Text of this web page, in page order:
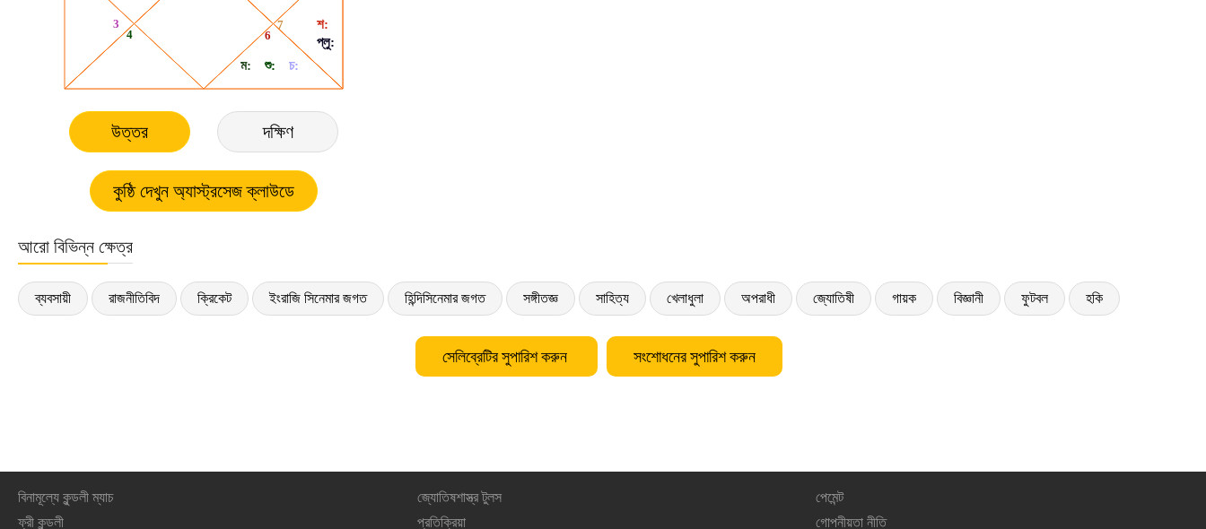
উত্তর দক্ষিণ
আরো বিভিন্ন ক্ষেত্র
ব্যবসায়ী রাজনীতিবিদ ক্রিকেট ইংরাজি সিনেমার জগত হিন্দিসিনেমার জগত সঙ্গীতজ্ঞ সাহিত্য খেলাধুলা অপরাধী জ্যোতিষী গায়ক বিজ্ঞানী ফুটবল হকি
সেলিব্রেটির সুপারিশ করুন সংশোধনের সুপারিশ করুন
বিনামূল্যে কুন্ডলী ম্যাচ
ফ্রী কুন্ডলী
জ্যোতিষশাস্ত্র টুলস
প্রতিক্রিয়া
পেমেন্ট
গোপনীয়তা নীতি